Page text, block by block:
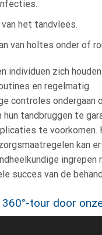
het tandvlees.
van holtes onder of
individuen zich
en regelmatig
controles ondergaan
hun tandbruggen te
te voorkomen.
kan
ingrepen
succes van de
360°-tour door